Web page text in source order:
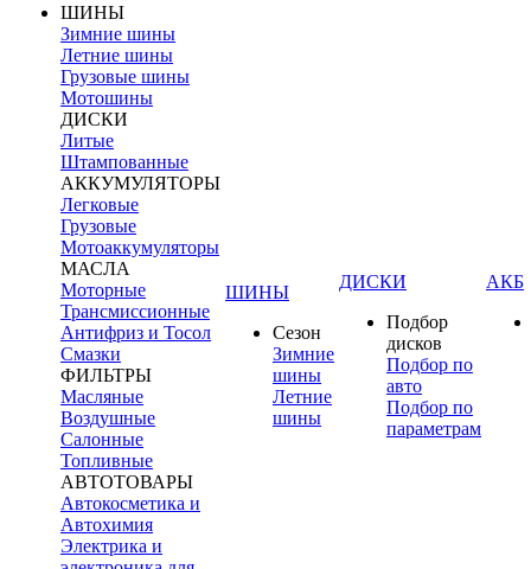
ШИНЫ
Зимние шины
Летние шины
Грузовые шины
Мотошины
ДИСКИ
Литые
Штампованные
АККУМУЛЯТОРЫ
Легковые
Грузовые
Мотоаккумуляторы
МАСЛА
Моторные
Трансмиссионные
Антифриз и Тосол
Смазки
ФИЛЬТРЫ
Масляные
Воздушные
Салонные
Топливные
АВТОТОВАРЫ
Автокосметика и
Автохимия
Электрика и
ШИНЫ
Сезон
Зимние
шины
Летние
шины
ДИСКИ
Подбор
дисков
Подбор по
авто
Подбор по
параметрам
АКБ